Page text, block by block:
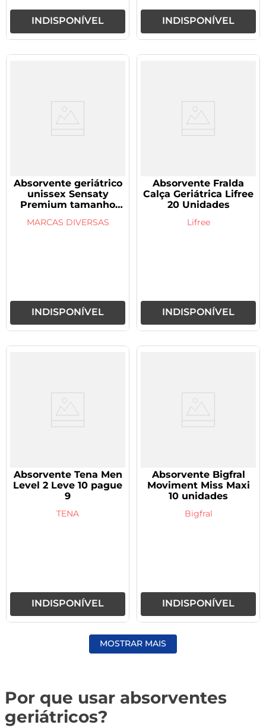
INDISPONÍVEL INDISPONÍVEL
Absorvente geriátrico
unissex Sensaty
Premium tamanho
MARCAS DIVERSAS
INDISPONÍVEL
Absorvente Fralda
Calça Geriátrica Lifree
20 Unidades
Lifree
INDISPONÍVEL
Absorvente Tena Men
Level 2 Leve 10 pague
9
TENA
INDISPONÍVEL
Absorvente Bigfral
Moviment Miss Maxi
10 unidades
Bigfral
INDISPONÍVEL
MOSTRAR MAIS
Por que usar absorventes
geriátricos?